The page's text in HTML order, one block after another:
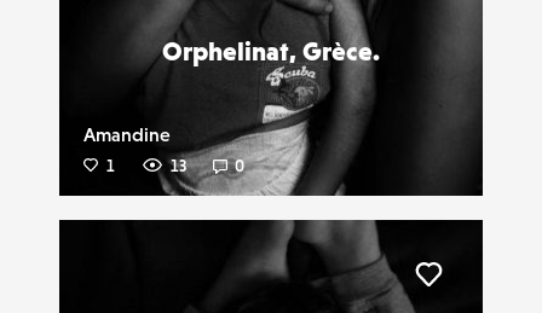
Orphelinat, Grèce.
Amandine
1 13 0